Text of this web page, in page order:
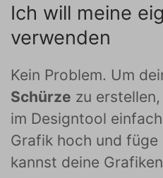
Ich will meine
verwenden
Kein Problem. Um
Schürze zu
im Designtool
Grafik hoch und füge
kannst deine